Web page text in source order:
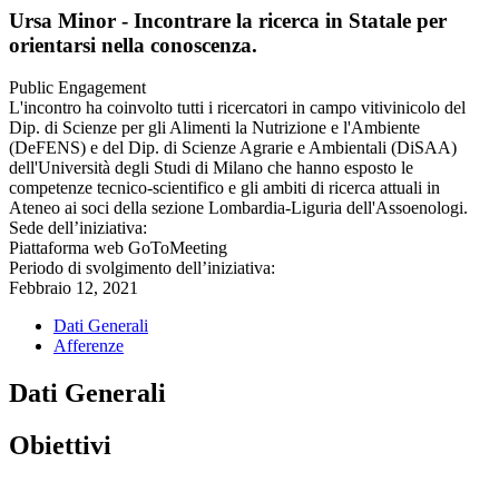
Ursa Minor - Incontrare la ricerca in Statale per
orientarsi nella conoscenza.
Public Engagement
L'incontro ha coinvolto tutti i ricercatori in campo vitivinicolo del
Dip. di Scienze per gli Alimenti la Nutrizione e l'Ambiente
(DeFENS) e del Dip. di Scienze Agrarie e Ambientali (DiSAA)
dell'Università degli Studi di Milano che hanno esposto le
competenze tecnico-scientifico e gli ambiti di ricerca attuali in
Ateneo ai soci della sezione Lombardia-Liguria dell'Assoenologi.
Sede dell’iniziativa:
Piattaforma web GoToMeeting
Periodo di svolgimento dell’iniziativa:
Febbraio 12, 2021
Dati Generali
Afferenze
Dati Generali
Obiettivi